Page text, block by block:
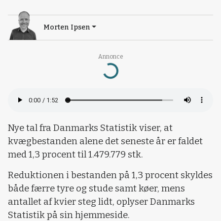
Annonce
Loading...
Morten Ipsen
Nye tal fra Danmarks Statistik viser, at
kvægbestanden alene det seneste år er faldet
med 1,3 procent til 1.479.779 stk.
Reduktionen i bestanden på 1,3 procent skyldes
både færre tyre og stude samt køer, mens
antallet af kvier steg lidt, oplyser Danmarks
Statistik på sin hjemmeside.